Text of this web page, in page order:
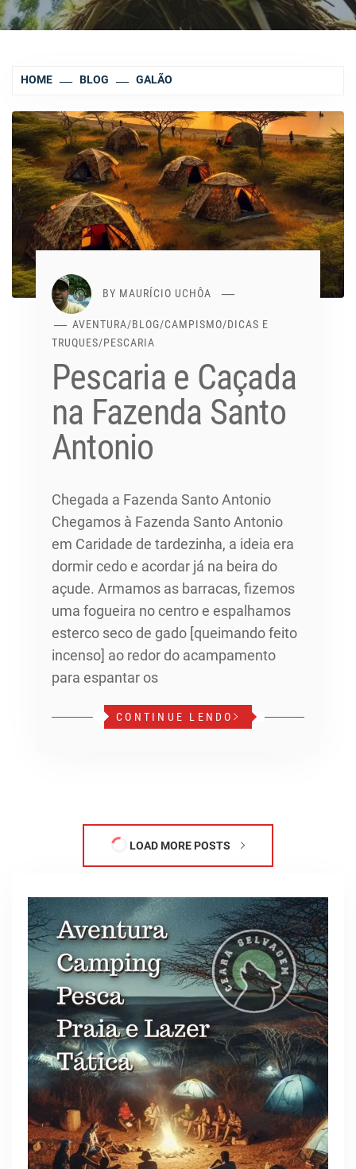
HOME BLOG GALÃO
BY MAURÍCIO UCHÔA
AVENTURA/BLOG/CAMPISMO/DICAS E
TRUQUES/PESCARIA
Pescaria e Caçada
na Fazenda Santo
Antonio
Chegada a Fazenda Santo Antonio
Chegamos à Fazenda Santo Antonio
em Caridade de tardezinha, a ideia era
dormir cedo e acordar já na beira do
açude. Armamos as barracas, fizemos
uma fogueira no centro e espalhamos
esterco seco de gado [queimando feito
incenso] ao redor do acampamento
para espantar os
CONTINUE LENDO
LOAD MORE POSTS